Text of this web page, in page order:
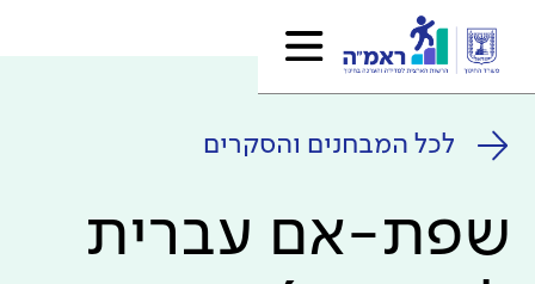
לכל המבחנים והסקרים
שפת-אם עברית